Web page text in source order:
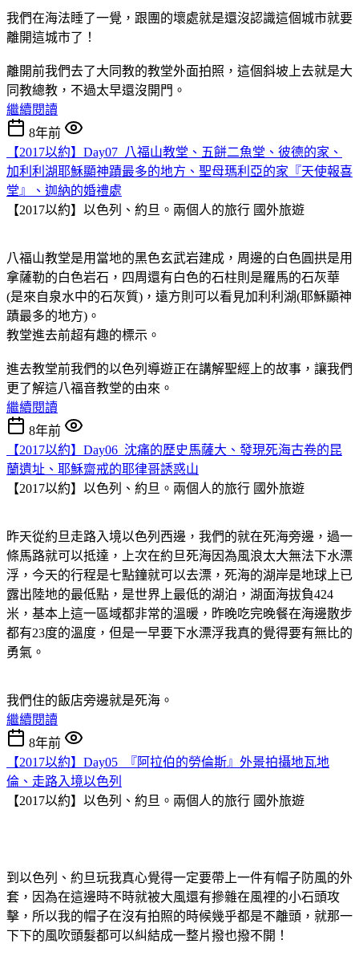
我們在海法睡了一覺，跟團的壞處就是還沒認識這個城市就要
離開這城市了！
離開前我們去了大同教的教堂外面拍照，這個斜坡上去就是大
同教總教，不過太早還沒開門。
繼續閱讀
8年前
【2017以約】Day07_八福山教堂、五餅二魚堂、彼德的家、
加利利湖耶穌顯神蹟最多的地方、聖母瑪利亞的家『天使報喜
堂』、迦納的婚禮處
【2017以約】以色列、約旦。兩個人的旅行 國外旅遊
八福山教堂是用當地的黑色玄武岩建成，周邊的白色圓拱是用
拿薩勒的白色岩石，四周還有白色的石柱則是羅馬的石灰華
(是來自泉水中的石灰質)，遠方則可以看見加利利湖(耶穌顯神
蹟最多的地方)。
教堂進去前超有趣的標示。
進去教堂前我們的以色列導遊正在講解聖經上的故事，讓我們
更了解這八福音教堂的由來。
繼續閱讀
8年前
【2017以約】Day06_沈痛的歷史馬薩大、發現死海古卷的昆
蘭遺址、耶穌齋戒的耶律哥誘惑山
【2017以約】以色列、約旦。兩個人的旅行 國外旅遊
昨天從約旦走路入境以色列西邊，我們的就在死海旁邊，過一
條馬路就可以抵達，上次在約旦死海因為風浪太大無法下水漂
浮，今天的行程是七點鐘就可以去漂，死海的湖岸是地球上已
露出陸地的最低點，是世界上最低的湖泊，湖面海拔負424
米，基本上這一區域都非常的溫暖，昨晚吃完晚餐在海邊散步
都有23度的溫度，但是一早要下水漂浮我真的覺得要有無比的
勇氣。
我們住的飯店旁邊就是死海。
繼續閱讀
8年前
【2017以約】Day05_『阿拉伯的勞倫斯』外景拍攝地瓦地
倫、走路入境以色列
【2017以約】以色列、約旦。兩個人的旅行 國外旅遊
到以色列、約旦玩我真心覺得一定要帶上一件有帽子防風的外
套，因為在這邊時不時就被大風還有摻雜在風裡的小石頭攻
擊，所以我的帽子在沒有拍照的時候幾乎都是不離頭，就那一
下下的風吹頭髮都可以糾結成一整片撥也撥不開！